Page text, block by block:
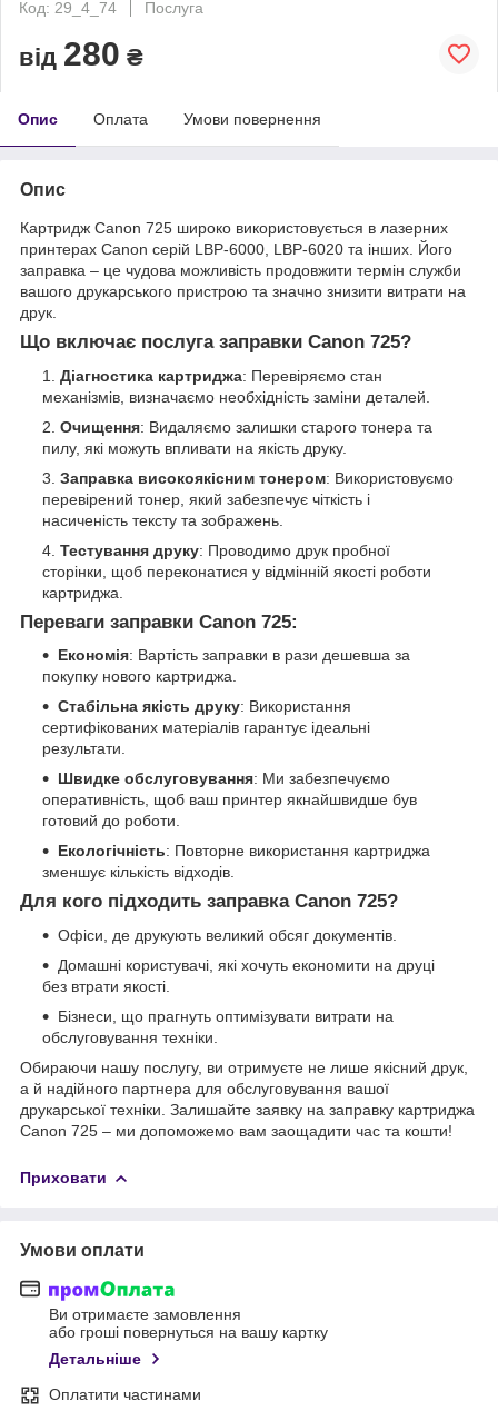
Код: 29_4_74 Послуга
від 280 ₴
Опис Оплата Умови повернення
Опис
Картридж Canon 725 широко використовується в лазерних
принтерах Canon серій LBP-6000, LBP-6020 та інших. Його
заправка – це чудова можливість продовжити термін служби
вашого друкарського пристрою та значно знизити витрати на
друк.
Що включає послуга заправки Canon 725?
Діагностика картриджа: Перевіряємо стан
механізмів, визначаємо необхідність заміни деталей.
Очищення: Видаляємо залишки старого тонера та
пилу, які можуть впливати на якість друку.
Заправка високоякісним тонером: Використовуємо
перевірений тонер, який забезпечує чіткість і
насиченість тексту та зображень.
Тестування друку: Проводимо друк пробної
сторінки, щоб переконатися у відмінній якості роботи
картриджа.
Переваги заправки Canon 725:
Економія: Вартість заправки в рази дешевша за
покупку нового картриджа.
Стабільна якість друку: Використання
сертифікованих матеріалів гарантує ідеальні
результати.
Швидке обслуговування: Ми забезпечуємо
оперативність, щоб ваш принтер якнайшвидше був
готовий до роботи.
Екологічність: Повторне використання картриджа
зменшує кількість відходів.
Для кого підходить заправка Canon 725?
Офіси, де друкують великий обсяг документів.
Домашні користувачі, які хочуть економити на друці
без втрати якості.
Бізнеси, що прагнуть оптимізувати витрати на
обслуговування техніки.
Обираючи нашу послугу, ви отримуєте не лише якісний друк,
а й надійного партнера для обслуговування вашої
друкарської техніки. Залишайте заявку на заправку картриджа
Canon 725 – ми допоможемо вам заощадити час та кошти!
Приховати
Умови оплати
Ви отримаєте замовлення
або гроші повернуться на вашу картку
Детальніше
Оплатити частинами